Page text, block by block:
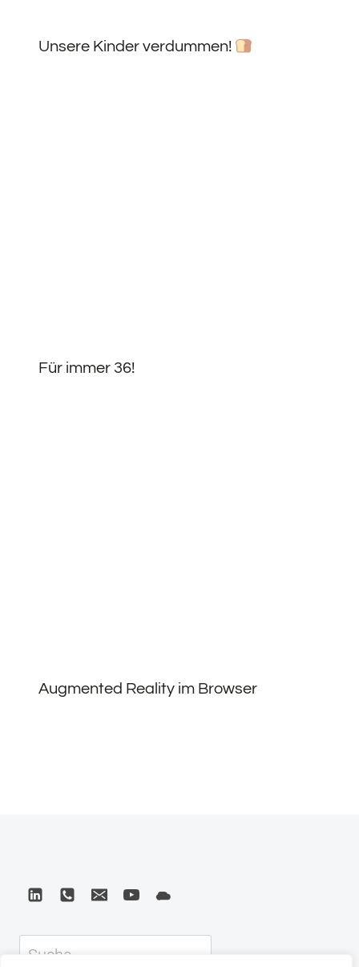
Unsere Kinder verdummen!
Für immer 36!
Augmented Reality im Browser
Suchen